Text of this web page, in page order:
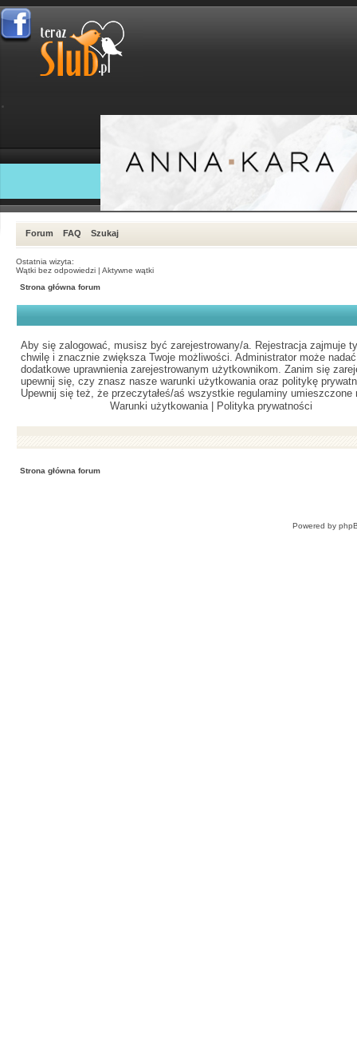
Forum FAQ Szukaj
Ostatnia wizyta:
Wątki bez odpowiedzi | Aktywne wątki
Strona główna forum
Aby się zalogować, musisz być zarejestrowany/a. Rejestracja zajmuje
chwilę i znacznie zwiększa Twoje możliwości. Administrator może nadać
dodatkowe uprawnienia zarejestrowanym użytkownikom. Zanim się
upewnij się, czy znasz nasze warunki użytkowania oraz politykę
Upewnij się też, że przeczytałeś/aś wszystkie regulaminy umieszczone
Warunki użytkowania| Polityka prywatności
Strona główna forum
Powered by